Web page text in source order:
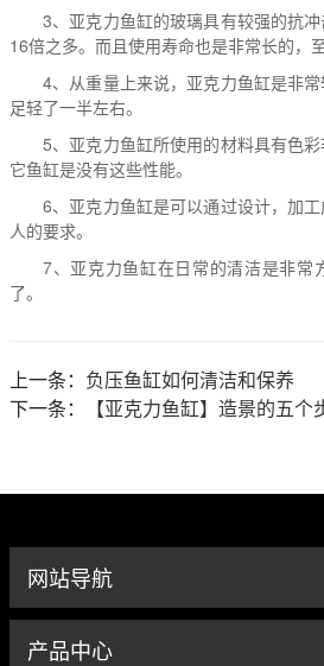
3、亚克力鱼缸的玻璃具有较强的抗
16倍之多。而且使用寿命也是非常长的，
4、从重量上来说，亚克力鱼缸是非
足轻了一半左右。
5、亚克力鱼缸所使用的材料具有色
它鱼缸是没有这些性能。
6、亚克力鱼缸是可以通过设计，加
人的要求。
7、亚克力鱼缸在日常的清洁是非常
了。
上一条： 负压鱼缸如何清洁和保养
下一条：
【亚克力鱼缸】造景的五个
网站导航
产品中心